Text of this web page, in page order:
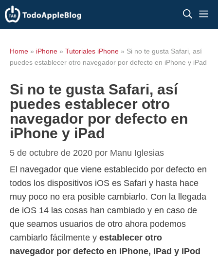
Saltar
al
Home » iPhone » Tutoriales iPhone » Si no te gusta Safari, así
puedes establecer otro navegador por defecto en iPhone y iPad
Si no te gusta Safari, así
puedes establecer otro
navegador por defecto en
iPhone y iPad
5 de octubre de 2020 por Manu Iglesias
El navegador que viene establecido por defecto en
todos los dispositivos iOS es Safari y hasta hace
muy poco no era posible cambiarlo. Con la llegada
de iOS 14 las cosas han cambiado y en caso de
que seamos usuarios de otro ahora podemos
cambiarlo fácilmente y establecer otro
navegador por defecto en iPhone, iPad y iPod